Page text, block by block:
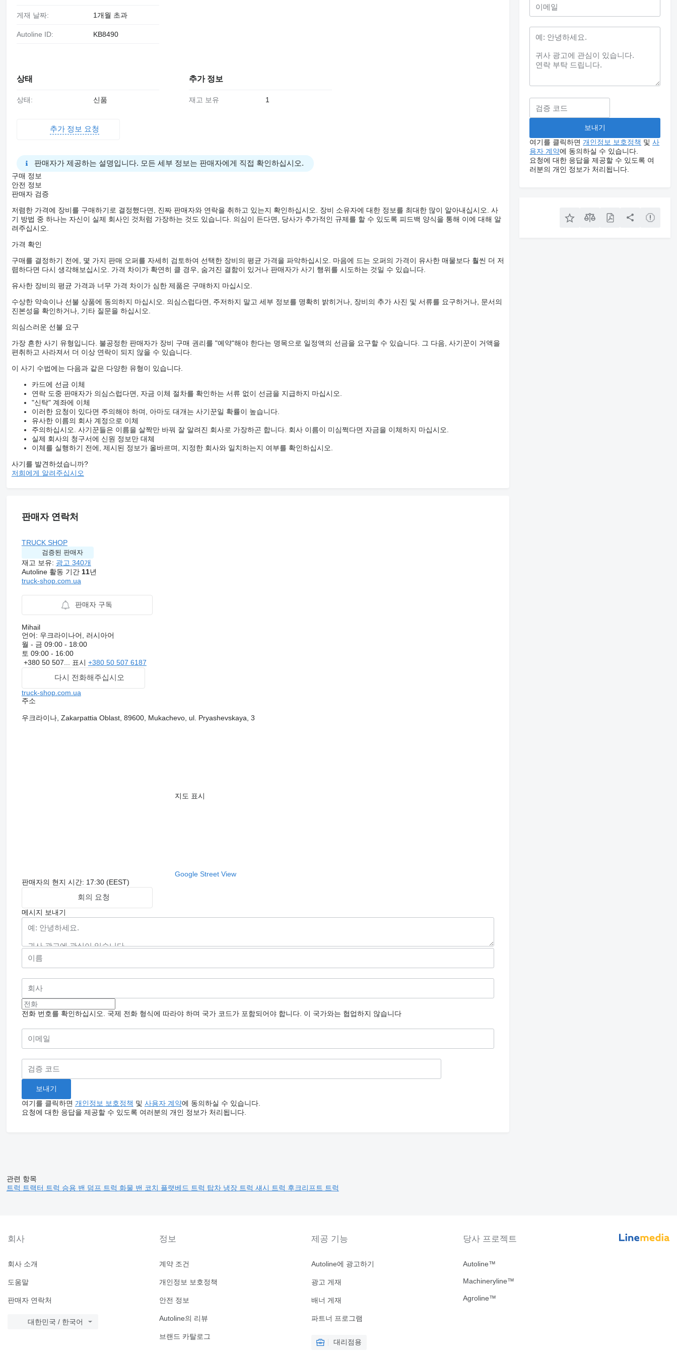
게재 날짜: 1개월 초과
Autoline ID: KB8490
상태
상태: 신품
추가 정보
재고 보유 1
추가 정보 요청
판매자가 제공하는 설명입니다. 모든 세부 정보는 판매자에게 직접 확인하십시오.
구매 정보
안전 정보
판매자 검증
저렴한 가격에 장비를 구매하기로 결정했다면, 진짜 판매자와 연락을 취하고 있는지 확인하십시오. 장비 소유자에 대한 정보를 최대한 많이 알아내십시오. 사
기 방법 중 하나는 자신이 실제 회사인 것처럼 가장하는 것도 있습니다. 의심이 든다면, 당사가 추가적인 규제를 할 수 있도록 피드백 양식을 통해 이에 대해 알
려주십시오.
가격 확인
구매를 결정하기 전에, 몇 가지 판매 오퍼를 자세히 검토하여 선택한 장비의 평균 가격을 파악하십시오. 마음에 드는 오퍼의 가격이 유사한 매물보다 훨씬 더 저
렴하다면 다시 생각해보십시오. 가격 차이가 확연히 클 경우, 숨겨진 결함이 있거나 판매자가 사기 행위를 시도하는 것일 수 있습니다.
유사한 장비의 평균 가격과 너무 가격 차이가 심한 제품은 구매하지 마십시오.
수상한 약속이나 선불 상품에 동의하지 마십시오. 의심스럽다면, 주저하지 말고 세부 정보를 명확히 밝히거나, 장비의 추가 사진 및 서류를 요구하거나, 문서의
진본성을 확인하거나, 기타 질문을 하십시오.
의심스러운 선불 요구
가장 흔한 사기 유형입니다. 불공정한 판매자가 장비 구매 권리를 "예약"해야 한다는 명목으로 일정액의 선금을 요구할 수 있습니다. 그 다음, 사기꾼이 거액을
편취하고 사라져서 더 이상 연락이 되지 않을 수 있습니다.
이 사기 수법에는 다음과 같은 다양한 유형이 있습니다.
카드에 선금 이체
연락 도중 판매자가 의심스럽다면, 자금 이체 절차를 확인하는 서류 없이 선금을 지급하지 마십시오.
"신탁" 계좌에 이체
이러한 요청이 있다면 주의해야 하며, 아마도 대개는 사기꾼일 확률이 높습니다.
유사한 이름의 회사 계정으로 이체
주의하십시오. 사기꾼들은 이름을 살짝만 바꿔 잘 알려진 회사로 가장하곤 합니다. 회사 이름이 미심쩍다면 자금을 이체하지 마십시오.
실제 회사의 청구서에 신원 정보만 대체
이체를 실행하기 전에, 제시된 정보가 올바르며, 지정한 회사와 일치하는지 여부를 확인하십시오.
사기를 발견하셨습니까?
저희에게 알려주십시오
판매자 연락처
TRUCK SHOP
검증된 판매자
재고 보유: 광고 340개
Autoline 활동 기간 11년
truck-shop.com.ua
판매자 구독
Mihail
언어: 우크라이나어, 러시아어
월 - 금 09:00 - 18:00
토 09:00 - 16:00
+380 50 507...
표시 +380 50 507 6187
다시 전화해주십시오
truck-shop.com.ua
주소
우크라이나, Zakarpattia Oblast, 89600, Mukachevo, ul. Pryashevskaya, 3
지도 표시
Google Street View
판매자의 현지 시간: 17:30 (EEST)
회의 요청
메시지 보내기
전화 번호를 확인하십시오. 국제 전화 형식에 따라야 하며 국가 코드가 포함되어야 합니다. 이 국가와는 협업하지 않습니다
여기를 클릭하면 개인정보 보호정책 및 사용자 계약에 동의하실 수 있습니다.
요청에 대한 응답을 제공할 수 있도록 여러분의 개인 정보가 처리됩니다.
여기를 클릭하면 개인정보 보호정책 및사
용자 계약에 동의하실 수 있습니다.
요청에 대한 응답을 제공할 수 있도록 여
러분의 개인 정보가 처리됩니다.
관련 항목
트럭 트랙터 트럭 승용 밴 덤프 트럭 화물 밴 코치 플랫베드 트럭 탑차 냉장 트럭 섀시 트럭 후크리프트 트럭
회사
회사 소개
도움말
판매자 연락처
대한민국 / 한국어
정보
계약 조건
개인정보 보호정책
안전 정보
Autoline의 리뷰
브랜드 카탈로그
제공 기능
Autoline에 광고하기
광고 게재
배너 게재
파트너 프로그램
대리점용
당사 프로젝트
Autoline™
Machineryline™
Agroline™